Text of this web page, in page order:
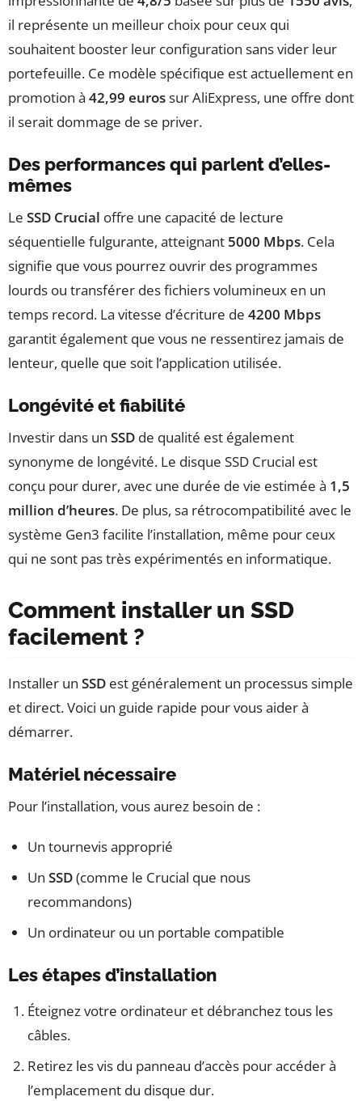
il représente un meilleur choix pour ceux qui
souhaitent booster leur configuration sans vider leur
portefeuille. Ce modèle spécifique est actuellement en
promotion à 42,99 eurossur AliExpress, une offre dont
il serait dommage de se priver.
Des performances qui parlent d’elles-
mêmes
Le SSD Crucial offre une capacité de lecture
séquentielle fulgurante, atteignant 5000 Mbps. Cela
signifie que vous pourrez ouvrir des programmes
lourds ou transférer des fichiers volumineux en un
temps record. La vitesse d’écriture de 4200 Mbps
garantit également que vous ne ressentirez jamais de
lenteur, quelle que soit l’application utilisée.
Longévité et fiabilité
Investir dans un SSD de qualité est également
synonyme de longévité. Le disque SSD Crucial est
conçu pour durer, avec une durée de vie estimée à 1,5
million d’heures. De plus, sa rétrocompatibilité avec le
système Gen3 facilite l’installation, même pour ceux
qui ne sont pas très expérimentés en informatique.
Comment installer un SSD
facilement ?
Installer un SSD est généralement un processus simple
et direct. Voici un guide rapide pour vous aider à
démarrer.
Matériel nécessaire
Pour l’installation, vous aurez besoin de :
Un tournevis approprié
Un SSD(comme le Crucial que nous
recommandons)
Un ordinateur ou un portable compatible
Les étapes d’installation
Éteignez votre ordinateur et débranchez tous les
câbles.
Retirez les vis du panneau d’accès pour accéder à
l’emplacement du disque dur.